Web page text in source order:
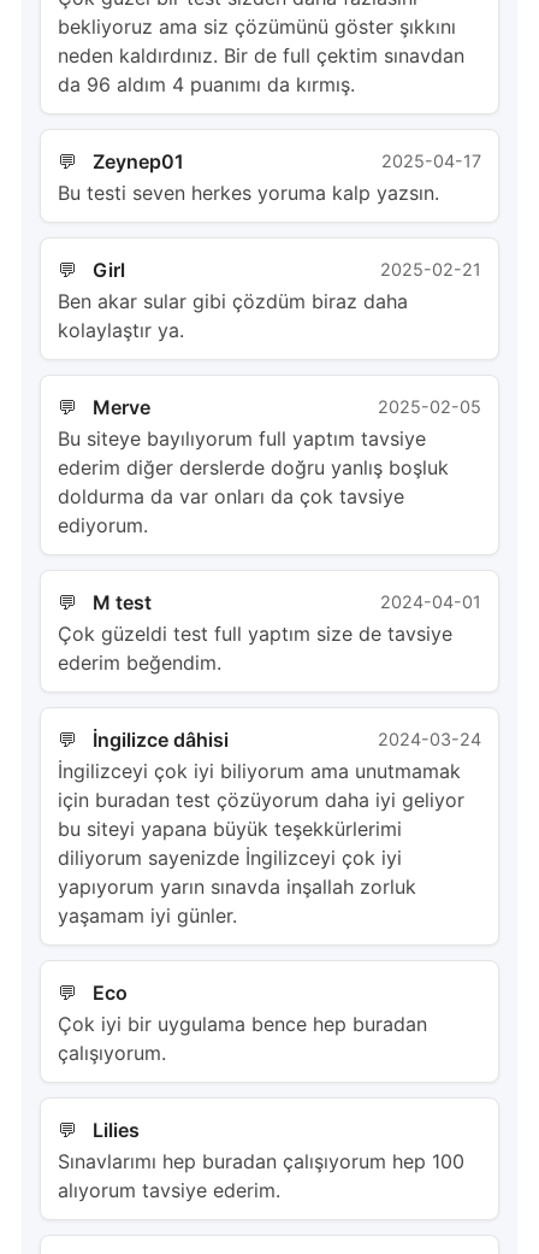
bekliyoruz ama siz çözümünü göster şıkkını
neden kaldırdınız. Bir de full çektim sınavdan
da 96 aldım 4 puanımı da kırmış.
Zeynep01 2025-04-17
Bu testi seven herkes yoruma kalp yazsın.
Girl 2025-02-21
Ben akar sular gibi çözdüm biraz daha
kolaylaştır ya.
Merve 2025-02-05
Bu siteye bayılıyorum full yaptım tavsiye
ederim diğer derslerde doğru yanlış boşluk
doldurma da var onları da çok tavsiye
ediyorum.
M test 2024-04-01
Çok güzeldi test full yaptım size de tavsiye
ederim beğendim.
İngilizce dâhisi 2024-03-24
İngilizceyi çok iyi biliyorum ama unutmamak
için buradan test çözüyorum daha iyi geliyor
bu siteyi yapana büyük teşekkürlerimi
diliyorum sayenizde İngilizceyi çok iyi
yapıyorum yarın sınavda inşallah zorluk
yaşamam iyi günler.
Eco
Çok iyi bir uygulama bence hep buradan
çalışıyorum.
Lilies
Sınavlarımı hep buradan çalışıyorum hep 100
alıyorum tavsiye ederim.